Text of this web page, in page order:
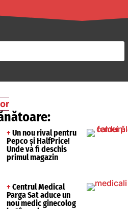
+ Un nou rival pentru
Pepco și HalfPrice!
Unde va fi deschis
primul magazin
+ Centrul Medical
Parga Sat aduce un
nou medic ginecolog